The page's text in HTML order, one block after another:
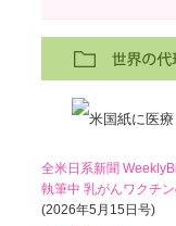
全米日系新聞
執筆中 乳がんワクチ
(2026年5月15日号)